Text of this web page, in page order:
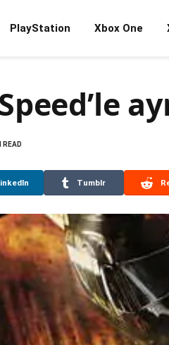
PlayStation Xbox One
READ
Tumblr